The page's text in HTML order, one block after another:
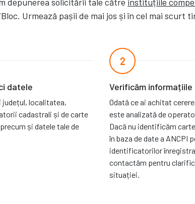
Urmează pașii de mai jos și în cel mai scurt
datele
județul, localitatea,
cadastrali și de carte
și datele tale de
2
Verificăm informațiile
Odată ce ai achitat
este analizată de
Dacă nu identificăm
în baza de date a ANCPI
identificatorilor
contactăm pentru
situației.